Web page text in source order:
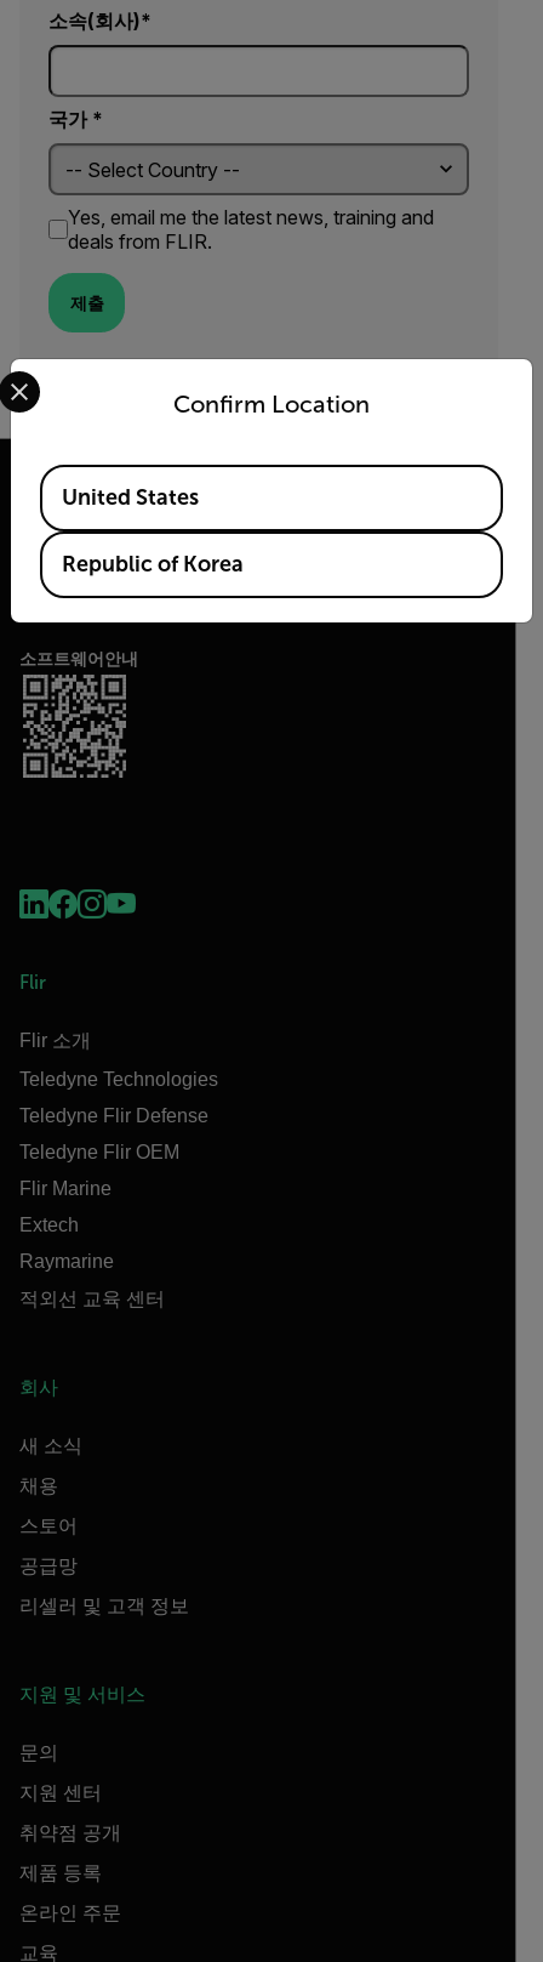
소속(회사)
국가 *
Yes, email me the latest news, training and
deals from FLIR.
제출
By submitting you agree to Teledyne FLIR'sprivacy policyandcookie
(주)플리어시스템코리아
2026 © Flir All rights reserved.
소프트웨어안내
Flir
Flir 소개
Teledyne Technologies
Teledyne Flir Defense
Teledyne Flir OEM
Flir Marine
Extech
Raymarine
적외선 교육 센터
회사
새 소식
채용
스토어
공급망
리셀러 및 고객 정보
지원 및 서비스
문의
지원 센터
취약점 공개
제품 등록
온라인 주문
교육
Confirm Location
Select your preferred country and language from the
Available Locations
United States
Republic of Korea